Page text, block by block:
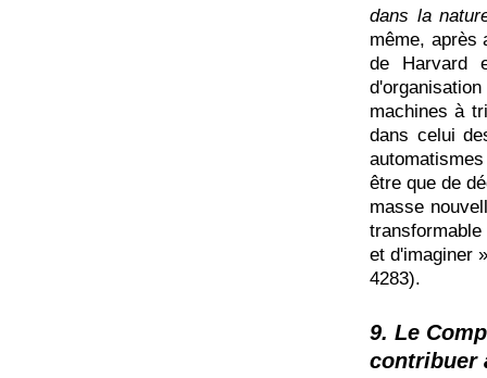
dans la
même, après
de Harvard
machines à
dans celui
être que de
masse
et d'imaginer
4283).
9. Le
contribuer